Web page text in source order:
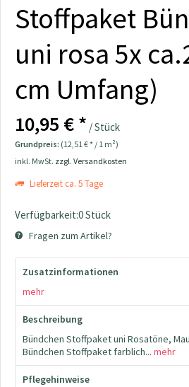
Stoffpaket
uni rosa 5x
cm Umfang)
10,95 € * / Stück
Grundpreis: (12,51 € * / 1 m²)
inkl. MwSt. zzgl. Versandkosten
Lieferzeit ca. 5 Tage
Verfügbarkeit:0 Stück
Fragen zum Artikel?
Zusatzinformationen
mehr
Beschreibung
Bündchen Stoffpaket uni Rosatöne,
Bündchen Stoffpaket farblich... mehr
Pflegehinweise